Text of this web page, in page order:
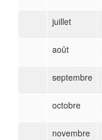
juillet
août
septembre
octobre
novembre